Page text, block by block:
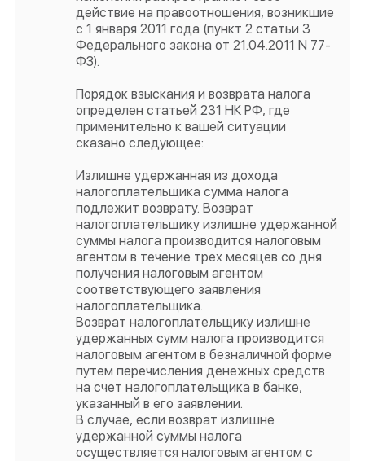
действие на правоотношения, возникшие
с 1 января 2011 года (пункт 2 статьи 3
Федерального закона от 21.04.2011 N 77-
ФЗ).
Порядок взыскания и возврата налога
определен статьей 231 НК РФ, где
применительно к вашей ситуации
сказано следующее:
Излишне удержанная из дохода
налогоплательщика сумма налога
подлежит возврату. Возврат
налогоплательщику излишне удержанной
суммы налога производится налоговым
агентом в течение трех месяцев со дня
получения налоговым агентом
соответствующего заявления
налогоплательщика.
Возврат налогоплательщику излишне
удержанных сумм налога производится
налоговым агентом в безналичной форме
путем перечисления денежных средств
на счет налогоплательщика в банке,
указанный в его заявлении.
В случае, если возврат излишне
удержанной суммы налога
осуществляется налоговым агентом с